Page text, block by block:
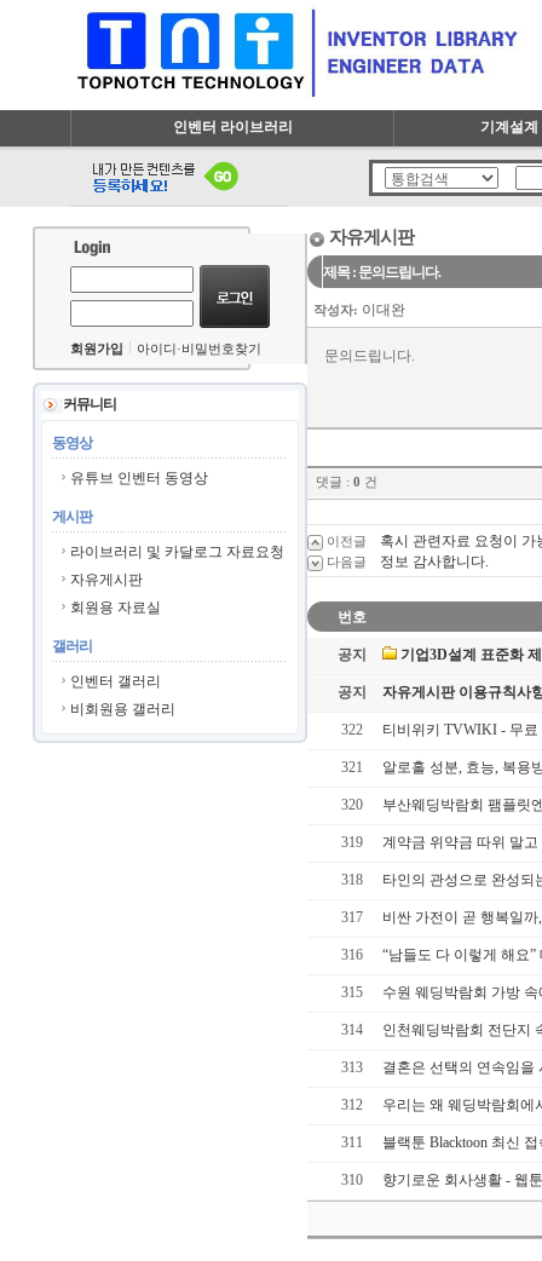
인벤터 라이브러리 기계설
회원가입 아이디·비밀번호찾기
커뮤니티
동영상
유튜브 인벤터 동영상
게시판
라이브러리 및 카달로그 자료요청
자유게시판
회원용 자료실
갤러리
인벤터 갤러리
비회원용 갤러리
자유게시판
제목 : 문의드립니다.
작성자: 이대완
문의드립니다.
댓글 : 0 건
이전글 혹시 관련자료 요청이 가
다음글 정보 감사합니다.
번호
공지 기업3D설계 표준화
공지 자유게시판 이용규칙사
322 티비위키 TVWIKI - 무
321 알로홀 성분, 효능, 복용
320 부산웨딩박람회 팸플릿
319 계약금 위약금 따위 말
318 타인의 관성으로 완성되
317 비싼 가전이 곧 행복일
316 “남들도 다 이렇게 해요
315 수원 웨딩박람회 가방
314 인천웨딩박람회 전단지
313 결혼은 선택의 연속임을
312 우리는 왜 웨딩박람회에
311 블랙툰 Blacktoon 최신
310 향기로운 회사생활 - 웹